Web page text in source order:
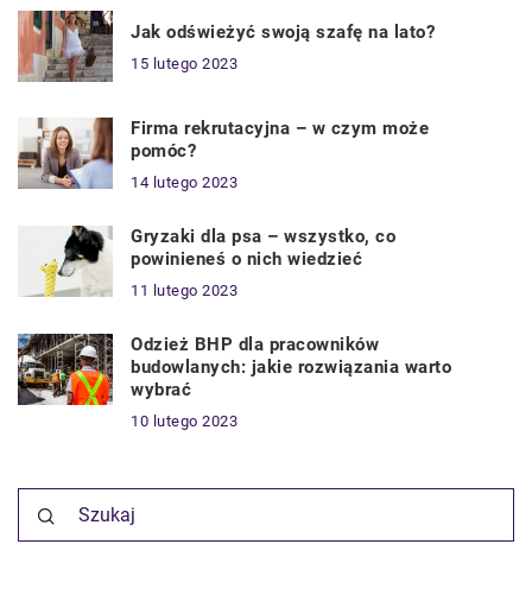
Jak odświeżyć swoją szafę na lato?
15 lutego 2023
Firma rekrutacyjna – w czym może
pomóc?
14 lutego 2023
Gryzaki dla psa – wszystko, co
powinieneś o nich wiedzieć
11 lutego 2023
Odzież BHP dla pracowników
budowlanych: jakie rozwiązania warto
wybrać
10 lutego 2023